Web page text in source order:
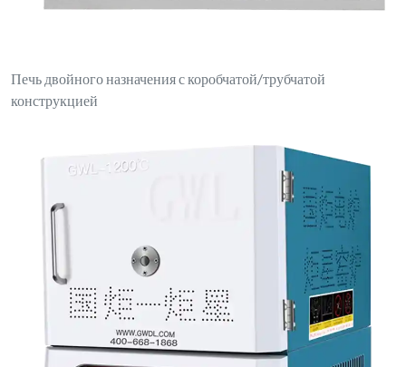
Настольная муфельная печь с ПИД-регулятором